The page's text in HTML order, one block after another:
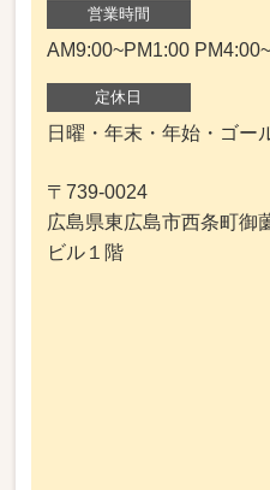
営業時間
AM9:00~PM1:00
定休日
日曜・年末・年始・ゴー
〒739-0024
広島県東広島市西条町御
ビル１階